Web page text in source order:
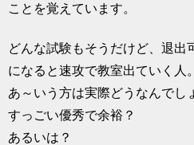
ことを覚えています。
どんな試験もそうだけど、退出
になると速攻で教室出ていく人。
あ～いう方は実際どうなんでし
すっごい優秀で余裕？
あるいは？